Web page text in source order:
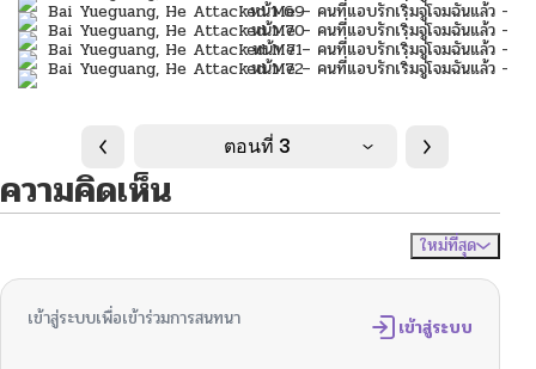
ตอนที่ 3
ความคิดเห็น
ใหม่ที่สุด
เข้าสู่ระบบเพื่อเข้าร่วมการสนทนา เข้าสู่ระบบ